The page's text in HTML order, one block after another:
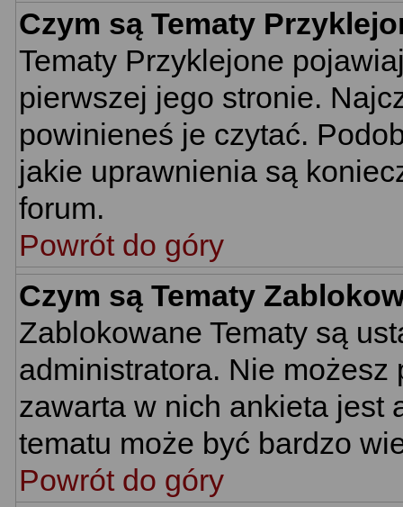
Czym są Tematy
Tematy Przyklejone
pierwszej jego stronie.
powinieneś je czytać.
jakie uprawnienia są
forum.
Powrót do góry
Czym są Tematy
Zablokowane Tematy są
administratora. Nie
zawarta w nich ankieta jest
tematu może być bardzo
Powrót do góry